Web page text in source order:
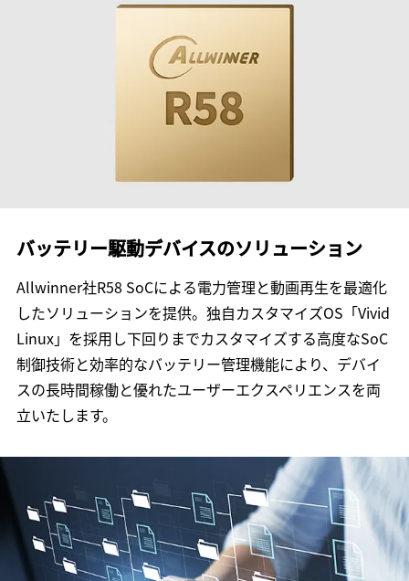
バッテリー駆動デバイスのソリューション
Allwinner社R58 SoCによる電力管理と動画再生を最適化
したソリューションを提供。独自カスタマイズOS「Vivid
Linux」を採用し下回りまでカスタマイズする高度なSoC
制御技術と効率的なバッテリー管理機能により、デバイ
スの長時間稼働と優れたユーザーエクスペリエンスを両
立いたします。